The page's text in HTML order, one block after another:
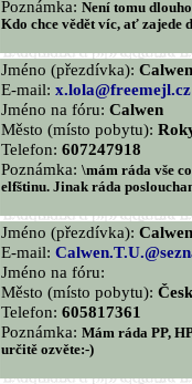
Poznámka: Není tomu
Kdo chce vědět víc, ať zajede
Jméno (přezdívka): Calwen
E-mail: x.lola@freemejl.cz
Jméno na fóru: Calwen
Město (místo pobytu):
Telefon: 607247918
Poznámka: \mám ráda vše
elfštinu. Jinak ráda
Jméno (přezdívka): Calwen_
E-mail:
Jméno na fóru:
Město (místo pobytu):
Telefon: 605817361
Poznámka: Mám ráda PP,
určitě ozvěte:-)